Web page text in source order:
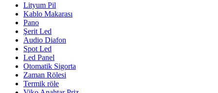
Lityum Pil
Kablo Makarası
Pano
Şerit Led
Audio Diafon
Spot Led
Led Panel
Otomatik Sigorta
Zaman Rölesi
Termik röle